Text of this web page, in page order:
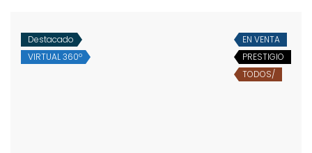
Destacado
VIRTUAL 360º
EN VENTA
PRESTIGIO
TODOS/